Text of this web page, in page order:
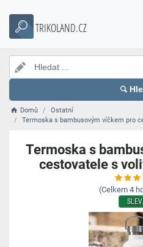
TRIKOLAND.CZ
Domů
Ostatní
Termoska s bambusovým víčkem pro
Termoska s
cestovatele s
(Celkem 4